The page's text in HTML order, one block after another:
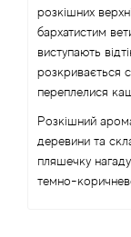
розкішних
бархатистим
виступають
розкривається
переплелися
Розкішний
деревини та
пляшечку
темно-